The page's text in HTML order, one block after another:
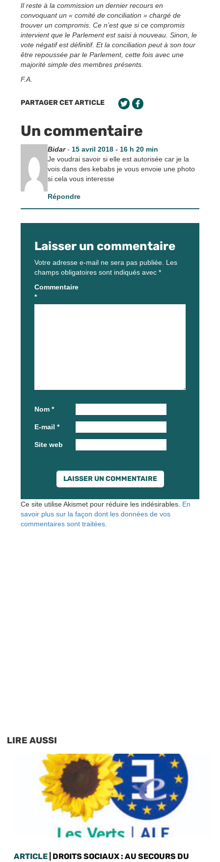
Il reste à la commission un dernier recours en
convoquant un « comité de conciliation » chargé de
trouver un compromis. Ce n’est que si ce compromis
intervient que le Parlement est saisi à nouveau. Sinon, le
vote négatif est définitif. Et la conciliation peut à son tour
être repoussée par le Parlement, cette fois avec une
majorité simple des membres présents.
F.A.
PARTAGER CET ARTICLE
Un commentaire
Bidar- 15 avril 2018 - 16 h 20 min
Je voudrai savoir si elle est autorisée car je la
vois dans des kebabs je vous envoie une photo
si cela vous interesse
Répondre
Laisser un commentaire
Votre adresse e-mail ne sera pas publiée. Les
champs obligatoires sont indiqués avec *
Commentaire
*
Nom *
E-mail *
Site web
Ce site utilise Akismet pour réduire les indésirables. En
savoir plus sur la façon dont les données de vos
commentaires sont traitées.
LIRE AUSSI
ARTICLE | DROITS SOCIAUX : AU SECOURS DU